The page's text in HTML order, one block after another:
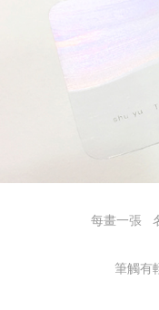
每畫一張
筆觸有